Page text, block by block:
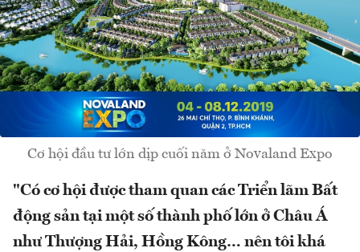
Cơ hội đầu tư lớn dịp cuối năm ở Novaland Expo
"Có cơ hội được tham quan các Triển lãm Bất
động sản tại một số thành phố lớn ở Châu Á
như Thượng Hải, Hồng Kông… nên tôi khá